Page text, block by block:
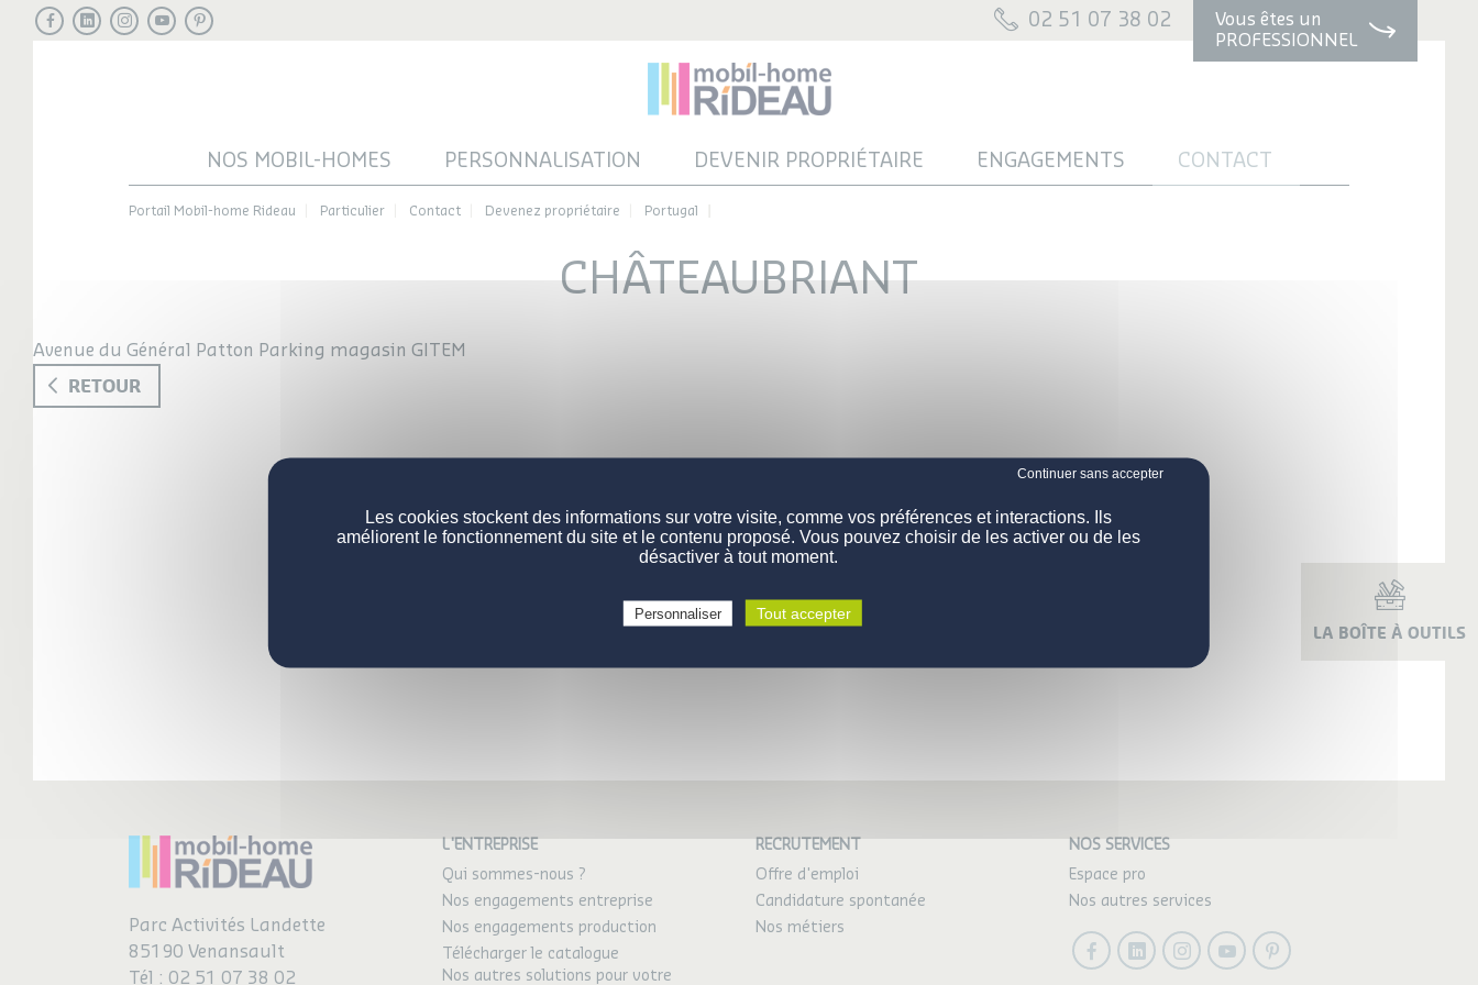
Facebook
LinkedInInstagram
YoutubePinterest
02 51 07 38 02
Vous êtes un
PROFESSIONNEL
NOS MOBIL-HOMES PERSONNALISATION DEVENIR PROPRIÉTAIRE ENGAGEMENTS CONTACT
LA BOÎTE À OUTILS
Portail Mobil-home Rideau Particulier Contact Devenez propriétaire Portugal
CHÂTEAUBRIANT
Avenue du Général Patton Parking magasin GITEM
RETOUR
Parc Activités Landette
85190 Venansault
Tél : 02 51 07 38 02
L'ENTREPRISE
Qui sommes-nous ?
Nos engagements entreprise
Nos engagements production
Télécharger le catalogue
Nos autres solutions pour votre
RECRUTEMENT
Offre d'emploi
Candidature spontanée
Nos métiers
NOS SERVICES
Espace pro
Nos autres services
FacebookLinkedInInstagram
YoutubePinterest
Les cookies stockent des informations sur votre visite, comme vos préférences et interactions. Ils
améliorent le fonctionnement du site et le contenu proposé. Vous pouvez choisir de les activer ou de les
désactiver à tout moment.
Tout accepter
Personnaliser